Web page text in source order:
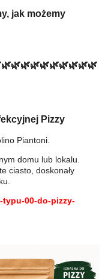
jak możemy
Pizzy
Piantoni.
domu lub lokalu.
ciasto, doskonały
typu-00-do-pizzy-